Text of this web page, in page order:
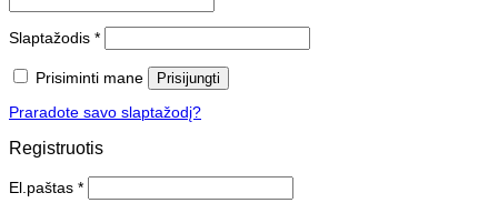
Slaptažodis *
Prisiminti mane Prisijungti
Praradote savo slaptažodį?
Registruotis
El.paštas *